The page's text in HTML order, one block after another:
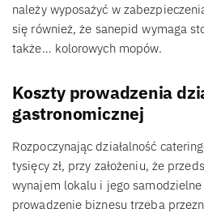
należy wyposażyć w
się również, że sanepid wymaga
także… kolorowych mopów.
Koszty prowadzenia
gastronomicznej
Rozpoczynając działalność
tysięcy zł, przy założeniu, że
wynajem lokalu i jego
prowadzenie biznesu trzeba